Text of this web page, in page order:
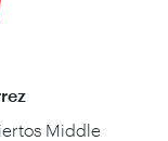
Middle